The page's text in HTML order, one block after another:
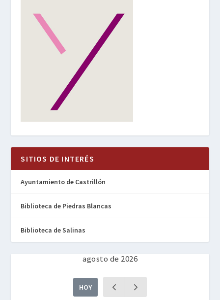
SITIOS DE INTERÉS
Ayuntamiento de Castrillón
Biblioteca de Piedras Blancas
Biblioteca de Salinas
agosto de 2026
HOY